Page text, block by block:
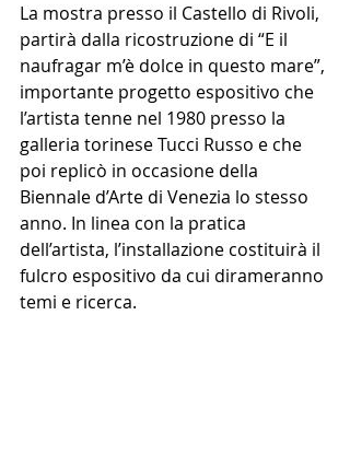
La mostra presso il Castello di Rivoli,
partirà dalla ricostruzione di “E il
naufragar m’è dolce in questo mare”,
importante progetto espositivo che
l’artista tenne nel 1980 presso la
galleria torinese Tucci Russo e che
poi replicò in occasione della
Biennale d’Arte di Venezia lo stesso
anno. In linea con la pratica
dell’artista, l’installazione costituirà il
fulcro espositivo da cui dirameranno
temi e ricerca.